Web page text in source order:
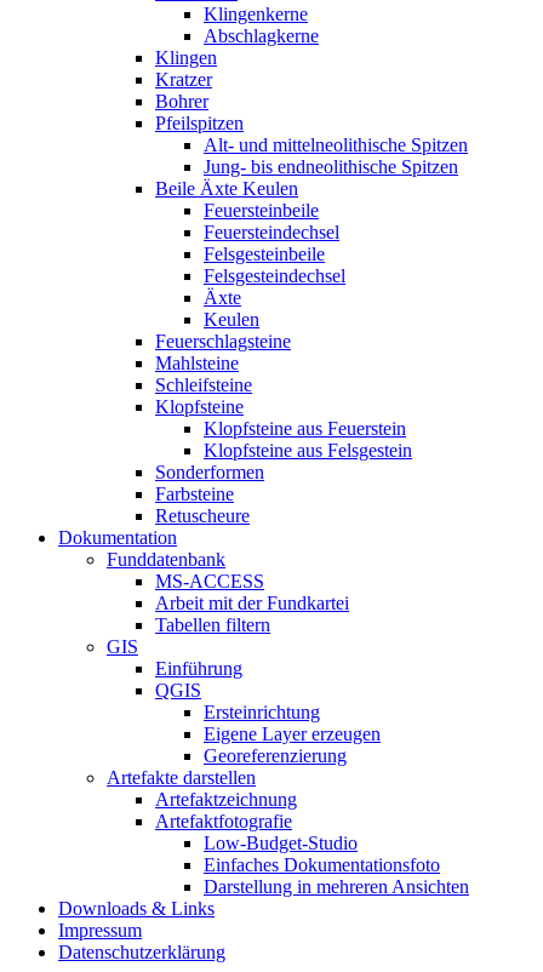
Klingenkerne
Abschlagkerne
Klingen
Kratzer
Bohrer
Pfeilspitzen
Alt- und mittelneolithische Spitzen
Jung- bis endneolithische Spitzen
Beile Äxte Keulen
Feuersteinbeile
Feuersteindechsel
Felsgesteinbeile
Felsgesteindechsel
Äxte
Keulen
Feuerschlagsteine
Mahlsteine
Schleifsteine
Klopfsteine
Klopfsteine aus Feuerstein
Klopfsteine aus Felsgestein
Sonderformen
Farbsteine
Retuscheure
Dokumentation
Funddatenbank
MS-ACCESS
Arbeit mit der Fundkartei
Tabellen filtern
GIS
Einführung
QGIS
Ersteinrichtung
Eigene Layer erzeugen
Georeferenzierung
Artefakte darstellen
Artefaktzeichnung
Artefaktfotografie
Low-Budget-Studio
Einfaches Dokumentationsfoto
Darstellung in mehreren Ansichten
Downloads & Links
Impressum
Datenschutzerklärung